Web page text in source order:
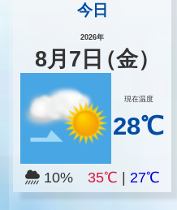
今日
2026年
8月 7 日（金）
現在温度
28℃
10% 35℃ 27℃